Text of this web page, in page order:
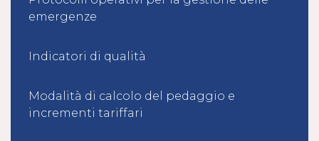
emergenze
Indicatori di qualità
Modalità di calcolo del pedaggio e
incrementi tariffari